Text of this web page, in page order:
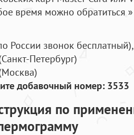
время можно обратиться
России звонок бесплатный),
Санкт-Петербург)
Москва)
добавочный номер: 3533
по